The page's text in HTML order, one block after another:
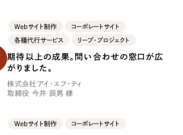
マークしたサイト
Webサイト制作 コーポレートサイト
各種代行サービス リープ・プロジェクト
期待以上の成果。問い合わせの窓口が広
がりました。
株式会社アイ・エフ・ティ
取締役 今井 辰男 様
Webサイト制作 コーポレートサイト